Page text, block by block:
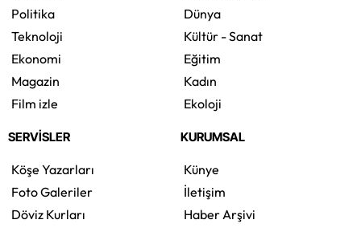
Politika
Teknoloji
Ekonomi
Magazin
Film izle
Dünya
Kültür - Sanat
Eğitim
Kadın
Ekoloji
SERVİSLER
Köşe Yazarları
Foto Galeriler
Döviz Kurları
KURUMSAL
Künye
İletişim
Haber Arşivi